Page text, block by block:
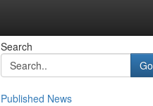
Search
Go
Published News